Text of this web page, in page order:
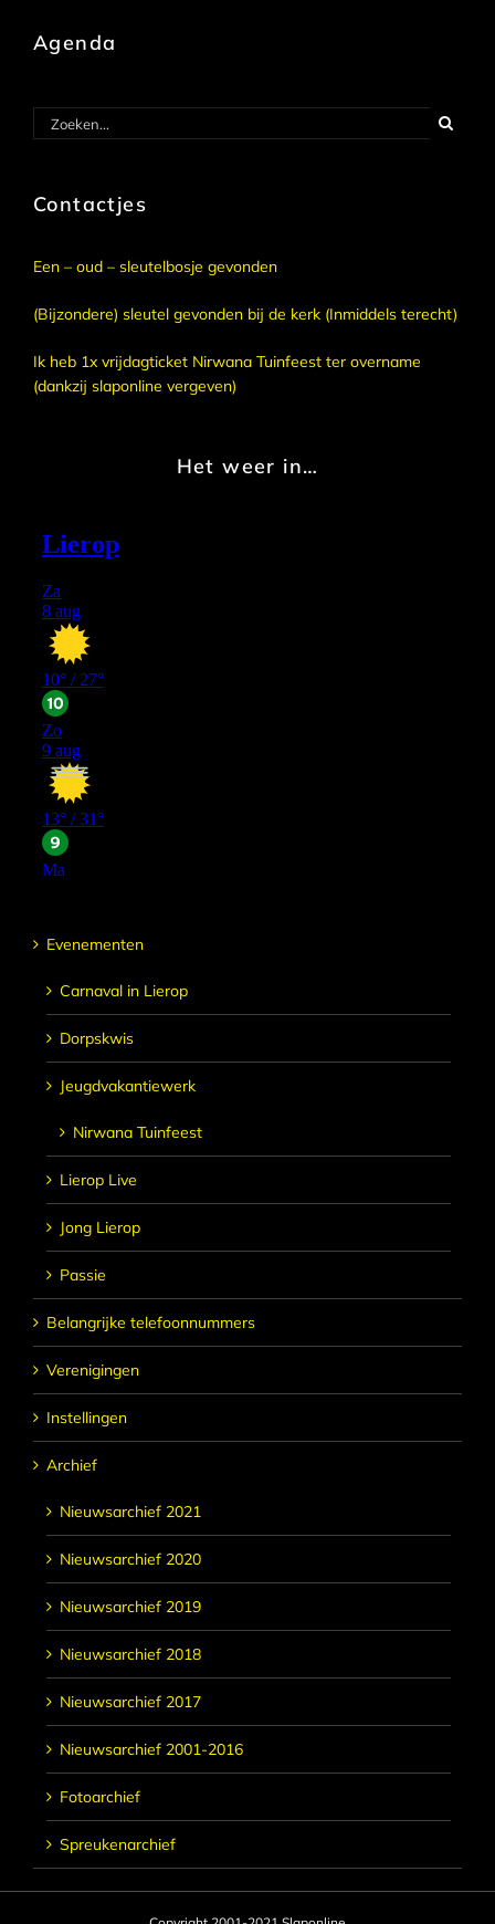
Agenda
Zoeken
naar:
Contactjes
Een – oud – sleutelbosje gevonden
(Bijzondere) sleutel gevonden bij de kerk (Inmiddels terecht)
Ik heb 1x vrijdagticket Nirwana Tuinfeest ter overname
(dankzij slaponline vergeven)
Het weer in…
Evenementen
Carnaval in Lierop
Dorpskwis
Jeugdvakantiewerk
Nirwana Tuinfeest
Lierop Live
Jong Lierop
Passie
Belangrijke telefoonnummers
Verenigingen
Instellingen
Archief
Nieuwsarchief 2021
Nieuwsarchief 2020
Nieuwsarchief 2019
Nieuwsarchief 2018
Nieuwsarchief 2017
Nieuwsarchief 2001-2016
Fotoarchief
Spreukenarchief